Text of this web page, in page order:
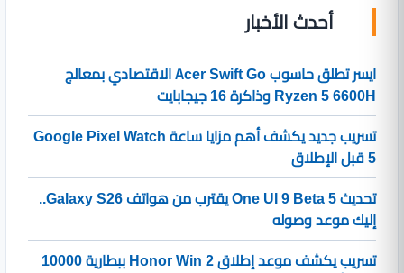
أحدث الأخبار
ايسر تطلق حاسوب Acer Swift Go الاقتصادي بمعالج
Ryzen 5 6600H وذاكرة 16 جيجابايت
تسريب جديد يكشف أهم مزايا ساعة Google Pixel Watch
5 قبل الإطلاق
تحديث One UI 9 Beta 5 يقترب من هواتف Galaxy S26..
إليك موعد وصوله
تسريب يكشف موعد إطلاق Honor Win 2 ببطارية 10000